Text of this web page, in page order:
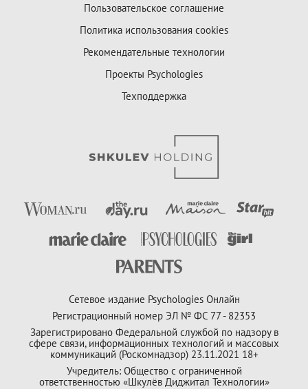
Пользовательское соглашение
Политика использования cookies
Рекомендательные технологии
Проекты Psychologies
Техподдержка
Сетевое издание Psychologies Онлайн
Регистрационный номер ЭЛ № ФС 77 - 82353
Зарегистрировано Федеральной службой по надзору в
сфере связи, информационных технологий и массовых
коммуникаций (Роскомнадзор) 23.11.2021 18+
Учредитель: Общество с ограниченной
ответственностью «Шкулёв Диджитал Технологии»